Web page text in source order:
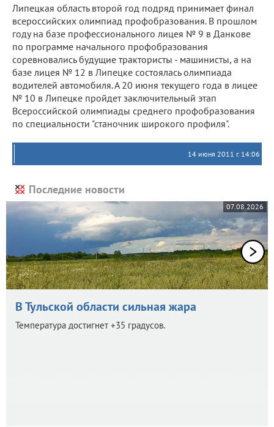
Липецкая область второй год подряд принимает финал
всероссийских олимпиад профобразования. В прошлом
году на базе профессионального лицея № 9 в Данкове
по программе начального профобразования
соревновались будущие трактористы - машинисты, а на
базе лицея № 12 в Липецке состоялась олимпиада
водителей автомобиля. А 20 июня текущего года в лицее
№ 10 в Липецке пройдет заключительный этап
Всероссийской олимпиады среднего профобразования
по специальности "станочник широкого профиля".
14 июня 2011 г. 14:06
Последние новости
07.08.2026
В Тульской области сильная жара
Температура достигнет +35 градусов.